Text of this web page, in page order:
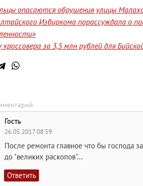
опасаются обрушения улицы
Избиркома порассуждала о
кроссовера за 3,5 млн рублей для
Гость
26.05.2017 08:59
После ремонта главное что бы господа
до "великих раскопов"...
Ответить